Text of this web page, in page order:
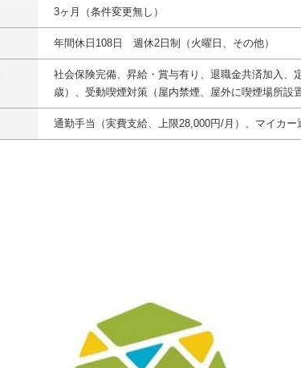
3ヶ月（条件変更無し）
年間休日108日 週休2日制（火曜日、その他）
社会保険完備、昇給・賞与有り、退職金共済加入、
歳）、受動喫煙対策（屋内禁煙、屋外に喫煙場所設置
通勤手当（実費支給、上限28,000円/月）、マイカー